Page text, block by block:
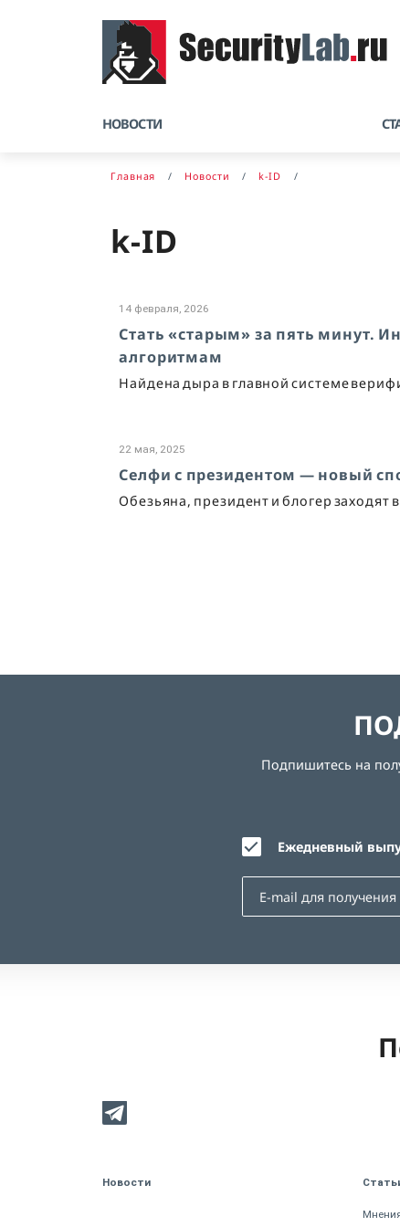
НОВОСТИ
Главная Новости k-ID
k-ID
14 февраля, 2026
Стать «старым» за пять минут.
алгоритмам
Найдена дыра в главной системе
22 мая, 2025
Селфи с президентом — новый
Обезьяна, президент и блогер заходят
Подпишитесь на
Ежедневный
Новости